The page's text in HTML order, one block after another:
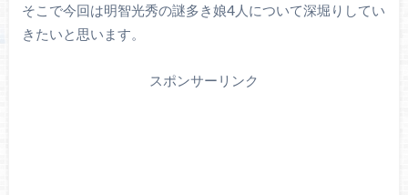
そこで今回は明智光秀の謎多き娘4人について深堀りしてい
きたいと思います。
スポンサーリンク